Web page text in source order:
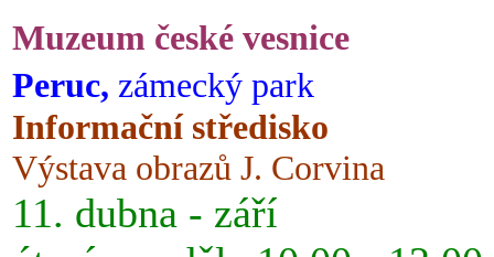
Muzeum české vesnice
Peruc, zámecký park
Informační středisko
Výstava obrazů J. Corvina
11. dubna - září